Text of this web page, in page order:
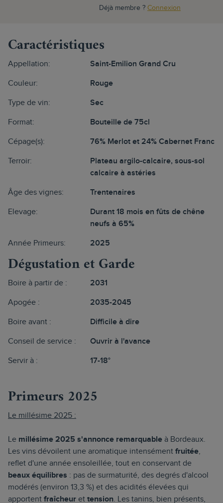
Déjà membre ? Connexion
Caractéristiques
Appellation: Saint-Emilion Grand Cru
Couleur: Rouge
Type de vin: Sec
Format: Bouteille de 75cl
Cépage(s): 76% Merlot et 24% Cabernet Franc
Terroir:
Plateau argilo-calcaire, sous-sol
calcaire à astéries
Âge des vignes: Trentenaires
Elevage:
Durant 18 mois en fûts de chêne
neufs à 65%
Année Primeurs: 2025
Dégustation et Garde
Boire à partir de : 2031
Apogée : 2035-2045
Boire avant : Difficile à dire
Conseil de service : Ouvrir à l'avance
Servir à : 17-18°
Primeurs 2025
Le millésime 2025 :
Le millésime 2025 s'annonce remarquable à Bordeaux.
Les vins dévoilent une aromatique intensément fruitée,
reflet d'une année ensoleillée, tout en conservant de
beaux équilibres : pas de surmaturité, des degrés d'alcool
modérés (environ 13,3 %) et des acidités élevées qui
apportent fraîcheur et tension. Les tanins, bien présents,